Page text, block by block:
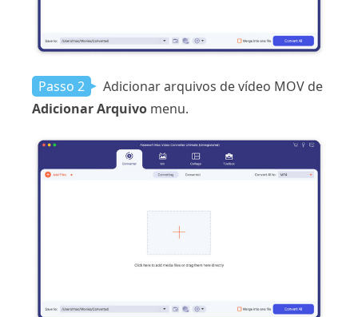
Passo 2
Adicionar arquivos de vídeo MOV de
Adicionar Arquivo menu.